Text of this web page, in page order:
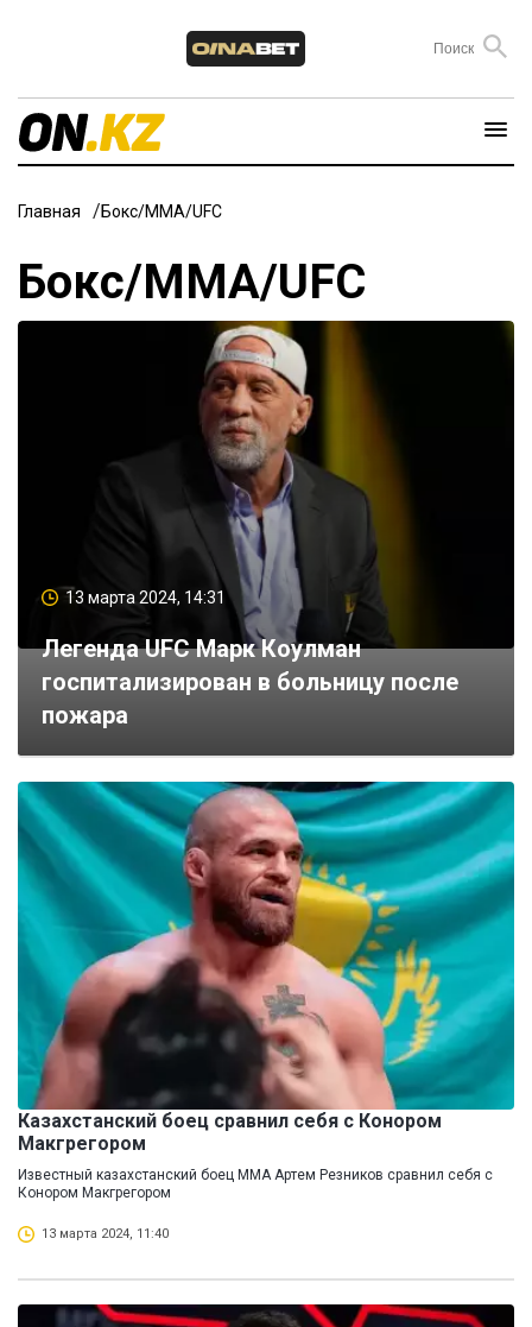
Главная Бокс/ММА/UFC
Бокс/ММА/UFC
13 марта 2024, 14:31
Легенда UFC Марк Коулман
госпитализирован в больницу после
пожара
Казахстанский боец сравнил себя с Конором
Макгрегором
Известный казахстанский боец ММА Артем Резников сравнил себя с
Конором Макгрегором
13 марта 2024, 11:40